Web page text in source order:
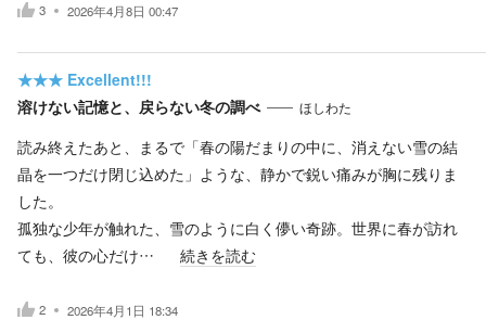
3 2026年4月8日 00:47
★★★ Excellent!!!
溶けない記憶と、戻らない冬の調べ
ほしわた
読み終えたあと、まるで「春の陽だまりの中に、消えない雪の結
晶を一つだけ閉じ込めた」ような、静かで鋭い痛みが胸に残りま
した。
孤独な少年が触れた、雪のように白く儚い奇跡。世界に春が訪れ
ても、彼の心だけ…
続きを読む
2 2026年4月1日 18:34